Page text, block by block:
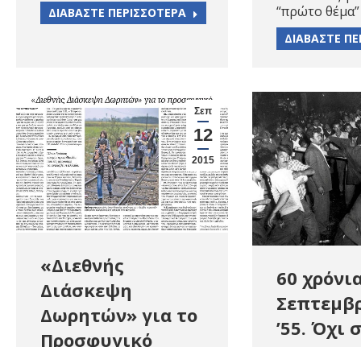
ΔΙΑΒΑΣΤΕ ΠΕΡΙΣΣΟΤΕΡΑ
“πρώτο
ΔΙΑΒΑΣΤΕ
Σεπ
12
2015
«Διεθνής
Διάσκεψη
Δωρητών» για το
Προσφυγικό
60
’55. Όχι